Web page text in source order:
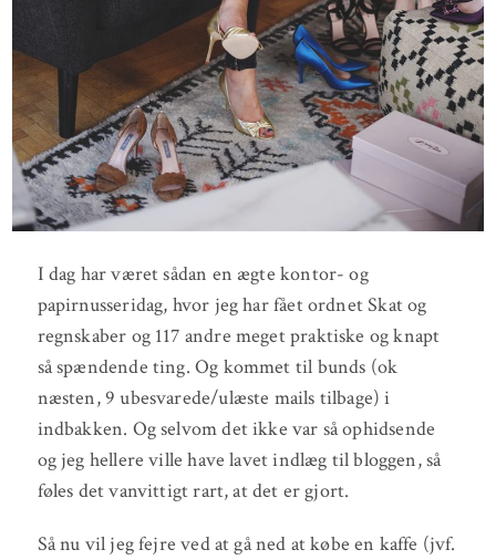
I dag har været sådan en ægte kontor- og
papirnusseridag, hvor jeg har fået ordnet Skat og
regnskaber og 117 andre meget praktiske og knapt
så spændende ting. Og kommet til bunds (ok
næsten, 9 ubesvarede/ulæste mails tilbage) i
indbakken. Og selvom det ikke var så ophidsende
og jeg hellere ville have lavet indlæg til bloggen, så
føles det vanvittigt rart, at det er gjort.
Så nu vil jeg fejre ved at gå ned at købe en kaffe (jvf.